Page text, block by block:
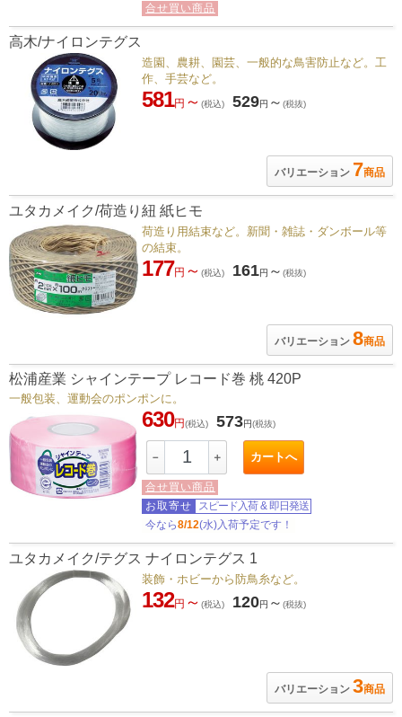
合せ買い商品
高木/ナイロンテグス
造園、農耕、園芸、一般的な鳥害防止など。工
作、手芸など。
581円 ～ (税込) 529円 ～ (税抜)
バリエーション 7商品
ユタカメイク/荷造り紐 紙ヒモ
荷造り用結束など。新聞・雑誌・ダンボール等
の結束。
177円 ～ (税込) 161円 ～ (税抜)
バリエーション 8商品
松浦産業 シャインテープ レコード巻 桃 420P
一般包装、運動会のポンポンに。
630円(税込) 573円(税抜)
－ ＋ カートへ
合せ買い商品
お取寄せ
スピード入荷 & 即日発送
今なら8/12(水)入荷予定です！
ユタカメイク/テグス ナイロンテグス 1
装飾・ホビーから防鳥糸など。
132円 ～ (税込) 120円 ～ (税抜)
バリエーション 3商品